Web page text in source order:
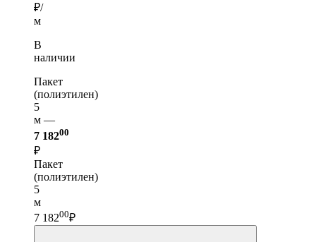
₽/
м
В
наличии
Пакет
(полиэтилен)
5
м —
7 18200
₽
Пакет
(полиэтилен)
5
м
7 18200₽